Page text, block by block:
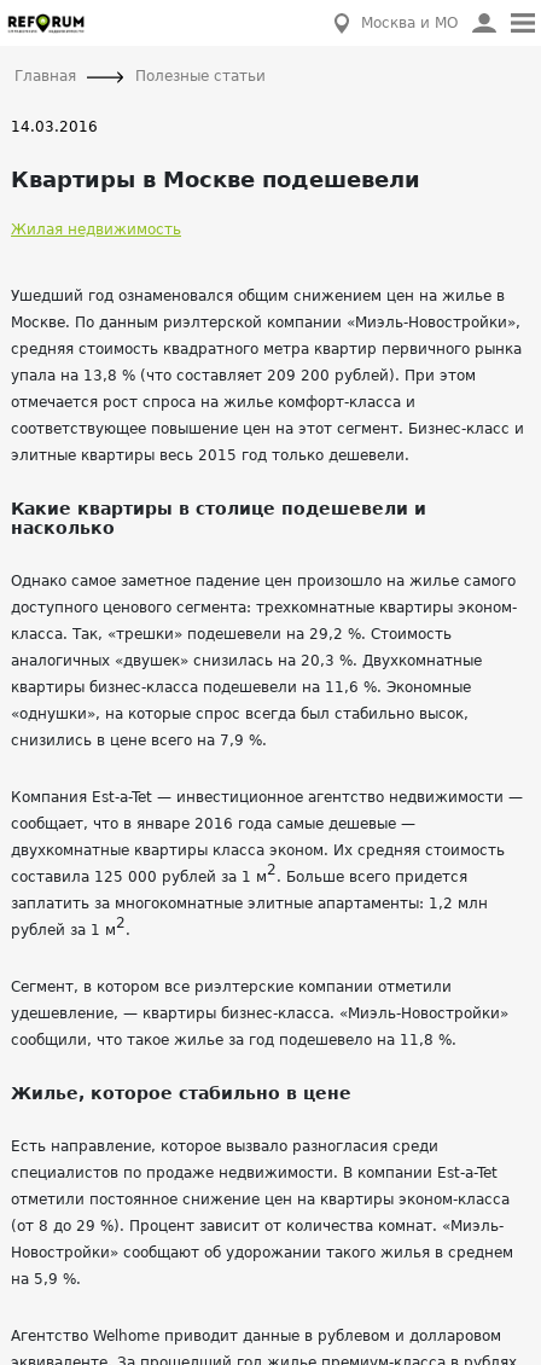
Москва и МО
Главная Полезные статьи
14.03.2016
Квартиры в Москве подешевели
Жилая недвижимость
Ушедший год ознаменовался общим снижением цен на жилье в
Москве. По данным риэлтерской компании «Миэль-Новостройки»,
средняя стоимость квадратного метра квартир первичного рынка
упала на 13,8 % (что составляет 209 200 рублей). При этом
отмечается рост спроса на жилье комфорт-класса и
соответствующее повышение цен на этот сегмент. Бизнес-класс и
элитные квартиры весь 2015 год только дешевели.
Какие квартиры в столице подешевели и
насколько
Однако самое заметное падение цен произошло на жилье самого
доступного ценового сегмента: трехкомнатные квартиры эконом-
класса. Так, «трешки» подешевели на 29,2 %. Стоимость
аналогичных «двушек» снизилась на 20,3 %. Двухкомнатные
квартиры бизнес-класса подешевели на 11,6 %. Экономные
«однушки», на которые спрос всегда был стабильно высок,
снизились в цене всего на 7,9 %.
Компания Est-a-Tet — инвестиционное агентство недвижимости —
сообщает, что в январе 2016 года самые дешевые —
двухкомнатные квартиры класса эконом. Их средняя стоимость
составила 125 000 рублей за 1 м2. Больше всего придется
заплатить за многокомнатные элитные апартаменты: 1,2 млн
рублей за 1 м2.
Сегмент, в котором все риэлтерские компании отметили
удешевление, — квартиры бизнес-класса. «Миэль-Новостройки»
сообщили, что такое жилье за год подешевело на 11,8 %.
Жилье, которое стабильно в цене
Есть направление, которое вызвало разногласия среди
специалистов по продаже недвижимости. В компании Est-a-Tet
отметили постоянное снижение цен на квартиры эконом-класса
(от 8 до 29 %). Процент зависит от количества комнат. «Миэль-
Новостройки» сообщают об удорожании такого жилья в среднем
на 5,9 %.
Агентство Welhome приводит данные в рублевом и долларовом